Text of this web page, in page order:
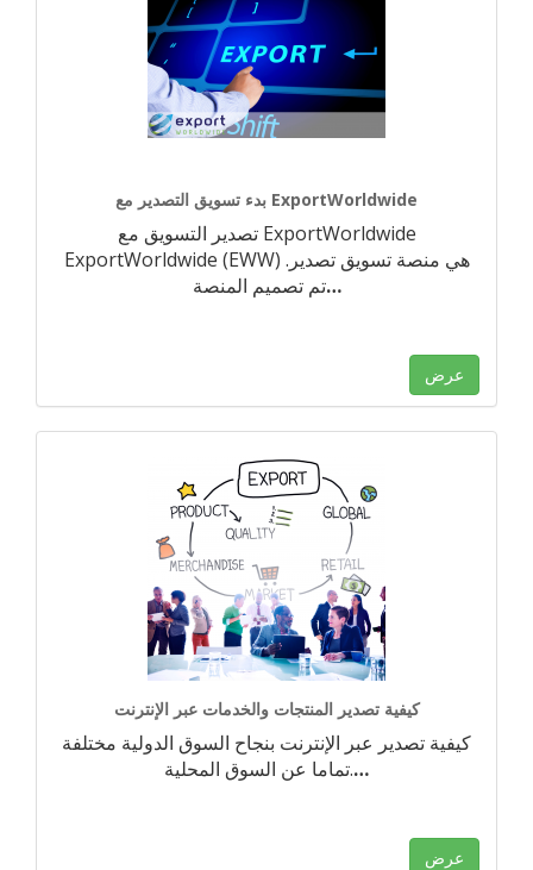
بدء تسويق التصدير مع ExportWorldwide
تصدير التسويق مع ExportWorldwide
ExportWorldwide (EWW) هي منصة تسويق تصدير.
تم تصميم المنصة…
عرض
كيفية تصدير المنتجات والخدمات عبر الإنترنت
كيفية تصدير عبر الإنترنت بنجاح السوق الدولية مختلفة
تماما عن السوق المحلية.…
عرض